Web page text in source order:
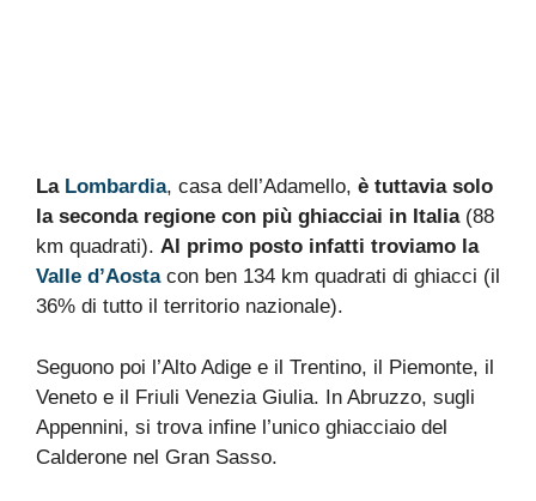
La Lombardia, casa dell’Adamello, è tuttavia solo
la seconda regione con più ghiacciai in Italia(88
km quadrati). Al primo posto infatti troviamo la
Valle d’Aostacon ben 134 km quadrati di ghiacci (il
36% di tutto il territorio nazionale).
Seguono poi l’Alto Adige e il Trentino, il Piemonte, il
Veneto e il Friuli Venezia Giulia. In Abruzzo, sugli
Appennini, si trova infine l’unico ghiacciaio del
Calderone nel Gran Sasso.